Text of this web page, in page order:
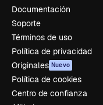
Documentación
Soporte
Términos de uso
Política de privacidad
Originales Nuevo
Política de cookies
Centro de confianza